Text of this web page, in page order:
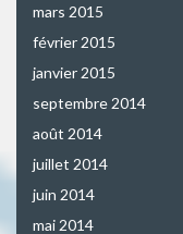
mars 2015
février 2015
janvier 2015
septembre 2014
août 2014
juillet 2014
juin 2014
mai 2014